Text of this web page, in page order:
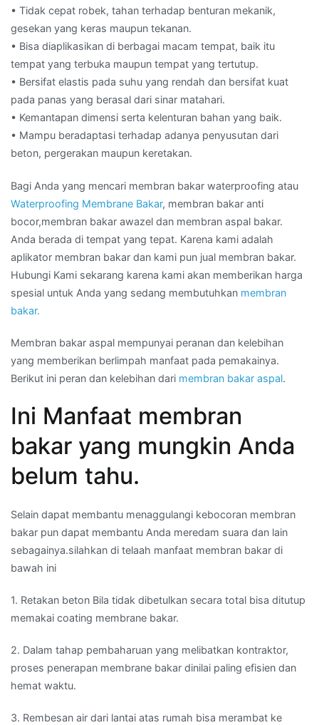
• Tidak cepat robek, tahan terhadap benturan mekanik,
gesekan yang keras maupun tekanan.
• Bisa diaplikasikan di berbagai macam tempat, baik itu
tempat yang terbuka maupun tempat yang tertutup.
• Bersifat elastis pada suhu yang rendah dan bersifat kuat
pada panas yang berasal dari sinar matahari.
• Kemantapan dimensi serta kelenturan bahan yang baik.
• Mampu beradaptasi terhadap adanya penyusutan dari
beton, pergerakan maupun keretakan.
Bagi Anda yang mencari membran bakar waterproofing atau
Waterproofing Membrane Bakar, membran bakar anti
bocor,membran bakar awazel dan membran aspal bakar.
Anda berada di tempat yang tepat. Karena kami adalah
aplikator membran bakar dan kami pun jual membran bakar.
Hubungi Kami sekarang karena kami akan memberikan harga
spesial untuk Anda yang sedang membutuhkan membran
bakar.
Membran bakar aspal mempunyai peranan dan kelebihan
yang memberikan berlimpah manfaat pada pemakainya.
Berikut ini peran dan kelebihan dari membran bakar aspal.
Ini Manfaat membran
bakar yang mungkin Anda
belum tahu.
Selain dapat membantu menaggulangi kebocoran membran
bakar pun dapat membantu Anda meredam suara dan lain
sebagainya.silahkan di telaah manfaat membran bakar di
bawah ini
1. Retakan beton Bila tidak dibetulkan secara total bisa ditutup
memakai coating membrane bakar.
2. Dalam tahap pembaharuan yang melibatkan kontraktor,
proses penerapan membrane bakar dinilai paling efisien dan
hemat waktu.
3. Rembesan air dari lantai atas rumah bisa merambat ke